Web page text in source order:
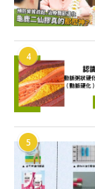
4
5